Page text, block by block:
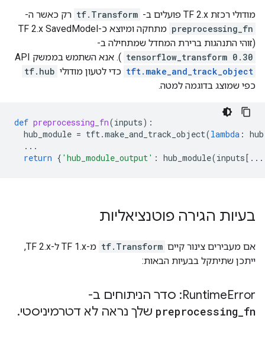
מודולי רכזת TF 2.x פועלים ב- tf.Transform רק כאשר ה-
preprocessing_fn
מתחקה ומיוצא כ-TF 2.x SavedModel
(זוהי התנהגות ברירת המחדל שמתחילה ב-
tensorflow_transform 0.30 ). אנא השתמש בממשק API
tft.make_and_track_object כדי לטעון מודולי tf.hub
כפי שמוצג בדוגמה למטה.
def preprocessing_fn(inputs):
hub_module = tft.make_and_track_object(lambda : hub
...
return { 'hub_module_output' : hub_module(inputs[ ...
בעיות הגירה פוטנציאליות
אם מעבירים צינור קיים tf.Transform
מ-TF 1.x ל-TF 2.x,
ייתכן שתיתקל בבעיות הבאות:
RuntimeError: סדר הניתוחים ב-
preprocessing fn שלך נראה לא דטרמיניסטי.